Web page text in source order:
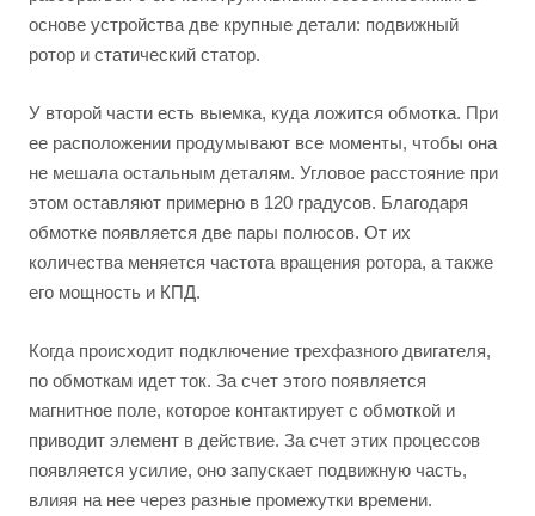
основе устройства две крупные детали: подвижный
ротор и статический статор.
У второй части есть выемка, куда ложится обмотка. При
ее расположении продумывают все моменты, чтобы она
не мешала остальным деталям. Угловое расстояние при
этом оставляют примерно в 120 градусов. Благодаря
обмотке появляется две пары полюсов. От их
количества меняется частота вращения ротора, а также
его мощность и КПД.
Когда происходит подключение трехфазного двигателя,
по обмоткам идет ток. За счет этого появляется
магнитное поле, которое контактирует с обмоткой и
приводит элемент в действие. За счет этих процессов
появляется усилие, оно запускает подвижную часть,
влияя на нее через разные промежутки времени.